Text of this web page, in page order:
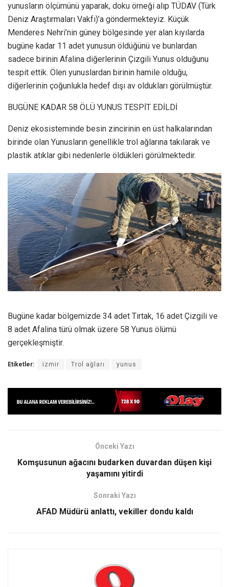
yunusların ölçümünü yaparak, doku örneği alıp TÜDAV (Türk
Deniz Araştırmaları Vakfı)’a göndermekteyiz. Küçük
Menderes Nehri’nin güney bölgesinde yer alan kıyılarda
bugüne kadar 11 adet yunusun öldüğünü ve bunlardan
sadece birinin Afalina diğerlerinin Çizgili Yunus olduğunu
tespit ettik. Ölen yunuslardan birinin hamile olduğu,
diğerlerinin çoğunlukla hedef dışı av oldukları görülmüştür.
BUGÜNE KADAR 58 ÖLÜ YUNUS TESPİT EDİLDİ
Deniz ekosisteminde besin zincirinin en üst halkalarından
birinde olan Yunusların genellikle trol ağlarına takılarak ve
plastik atıklar gibi nedenlerle öldükleri görülmektedir.
Bugüne kadar bölgemizde 34 adet Tırtak, 16 adet Çizgili ve
8 adet Afalina türü olmak üzere 58 Yunus ölümü
gerçekleşmiştir.
Etiketler: izmir Trol ağları yunus
Önceki Yazı
Komşusunun ağacını budarken duvardan düşen kişi
yaşamını yitirdi
Sonraki Yazı
AFAD Müdürü anlattı, vekiller dondu kaldı